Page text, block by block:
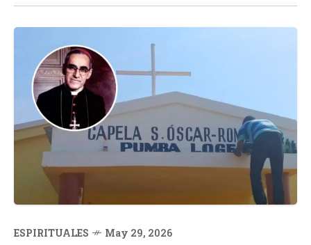
ESPIRITUALES May 29, 2026